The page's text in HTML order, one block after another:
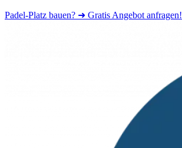
Padel-Platz bauen? ➜ Gratis Angebot anfragen!